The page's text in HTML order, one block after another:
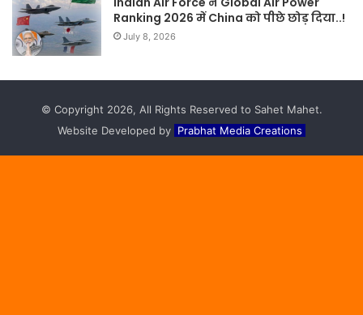
Ranking 2026 में China को पीछे छोड़ दिया..!
July 8, 2026
© Copyright 2026, All Rights Reserved to Sahet Mahet.
Website Developed by Prabhat Media Creations